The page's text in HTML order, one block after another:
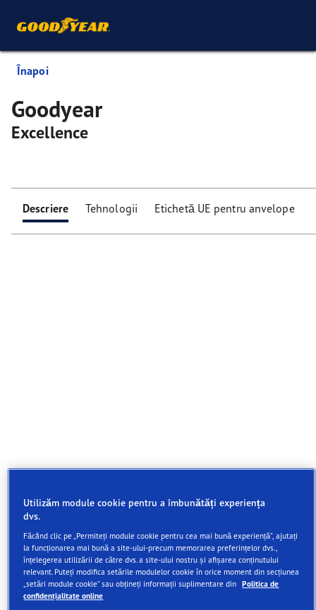
Înapoi
Goodyear
Excellence
Descriere Tehnologii Etichetă UE pentru anvelope
Anvelopa de tipul 3-în-1, care oferă aderenţă,
manevrabilitate şi confort excepţionale.
Utilizăm module cookie pentru a îmbunătăți experiența
dvs.
Făcând clic pe „Permiteți module cookie pentru cea mai bună experiență”, ajutați
la funcționarea mai bună a site-ului-precum memorarea preferințelor dvs.,
înțelegerea utilizării de către dvs. a site-ului nostru și afișarea conținutului
relevant. Puteți modifica setările modulelor cookie în orice moment din secțiunea
„setări module cookie” sau obțineți informații suplimentare din
Politica de
confidențialitate online